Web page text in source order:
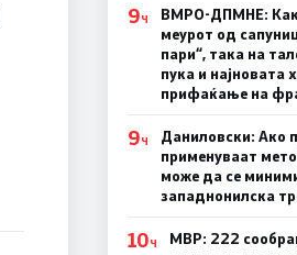
9Ч
ВМРО-ДПМНЕ:
меурот од
пари“, така на
пука и најновата
прифаќање на
9Ч
Даниловски: Ако
применуваат
може да се
западнонилска
10Ч
МВР: 222